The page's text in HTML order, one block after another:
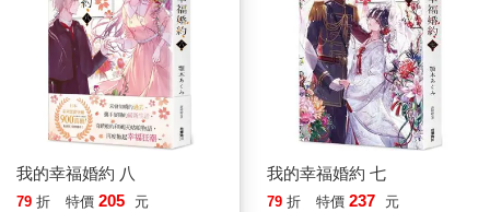
「敝人想為了先前那件事徵詢您的許可。」
對了，他有要求這顆棋子暫時「等著」。
男子試著喚起這陣子時常變得模糊的記憶，終於想起了青年今天
來到這裡的理由。
「是嗎？」
我的幸福婚約 八
79 折 特價 205 元
我的幸福婚約 七
79 折 特價 237 元